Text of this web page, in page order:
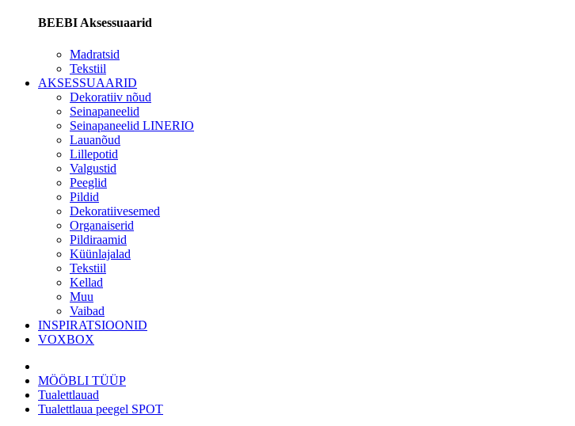
BEEBI Aksessuaarid
Madratsid
Tekstiil
AKSESSUAARID
Dekoratiiv nõud
Seinapaneelid
Seinapaneelid LINERIO
Lauanõud
Lillepotid
Valgustid
Peeglid
Pildid
Dekoratiivesemed
Organaiserid
Pildiraamid
Küünlajalad
Tekstiil
Kellad
Muu
Vaibad
INSPIRATSIOONID
VOXBOX
MÖÖBLI TÜÜP
Tualettlauad
Tualettlaua peegel SPOT